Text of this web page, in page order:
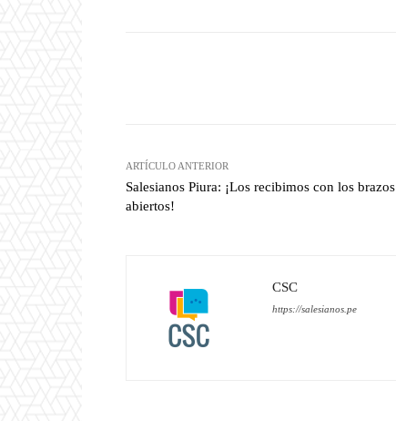
ARTÍCULO ANTERIOR
Salesianos Piura: ¡Los recibimos con los brazos
abiertos!
CSC
https://salesianos.pe